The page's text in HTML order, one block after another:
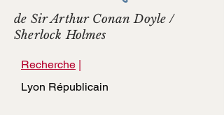
de Sir Arthur Conan Doyle /
Sherlock Holmes
Recherche |
Lyon Républicain